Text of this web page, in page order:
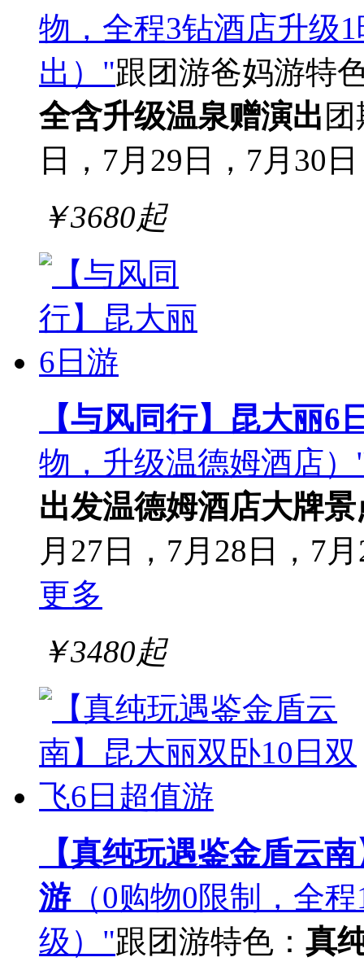
物，全程3钻酒店升级
出）"跟团游爸妈游特
全含升级温泉赠演出
日，7月29日，7月30
￥3680起
【与风同行】昆大丽6
物，升级温德姆酒店
出发温德姆酒店大牌景
月27日，7月28日，7
更多
￥3480起
【真纯玩遇鉴金盾云
游（0购物0限制，全
级）"跟团游特色： 真